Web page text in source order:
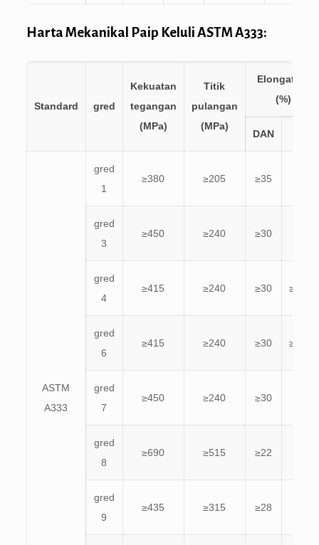
Harta Mekanikal Paip Keluli ASTM A333:
Standard gred
Kekuatan
tegangan
(MPa)
Titik
pulangan
(MPa)
Elongation
(%)
DAN
ASTM
A333
gred
1
≥380 ≥205 ≥35
gred
3
≥450 ≥240 ≥30
gred
4
≥415 ≥240 ≥30 ≥16.5
gred
6
≥415 ≥240 ≥30 ≥16.5
gred
7
≥450 ≥240 ≥30
gred
8
≥690 ≥515 ≥22
gred
9
≥435 ≥315 ≥28